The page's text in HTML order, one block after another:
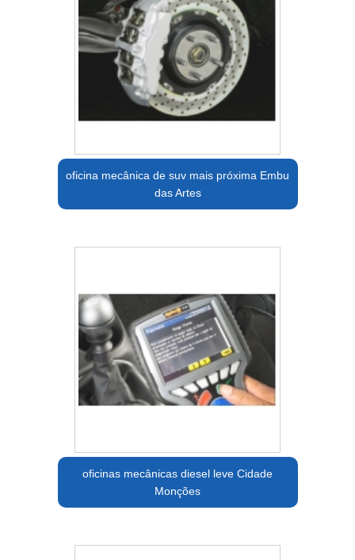
oficina mecânica de suv mais próxima Embu
das Artes
oficinas mecânicas diesel leve Cidade
Monções